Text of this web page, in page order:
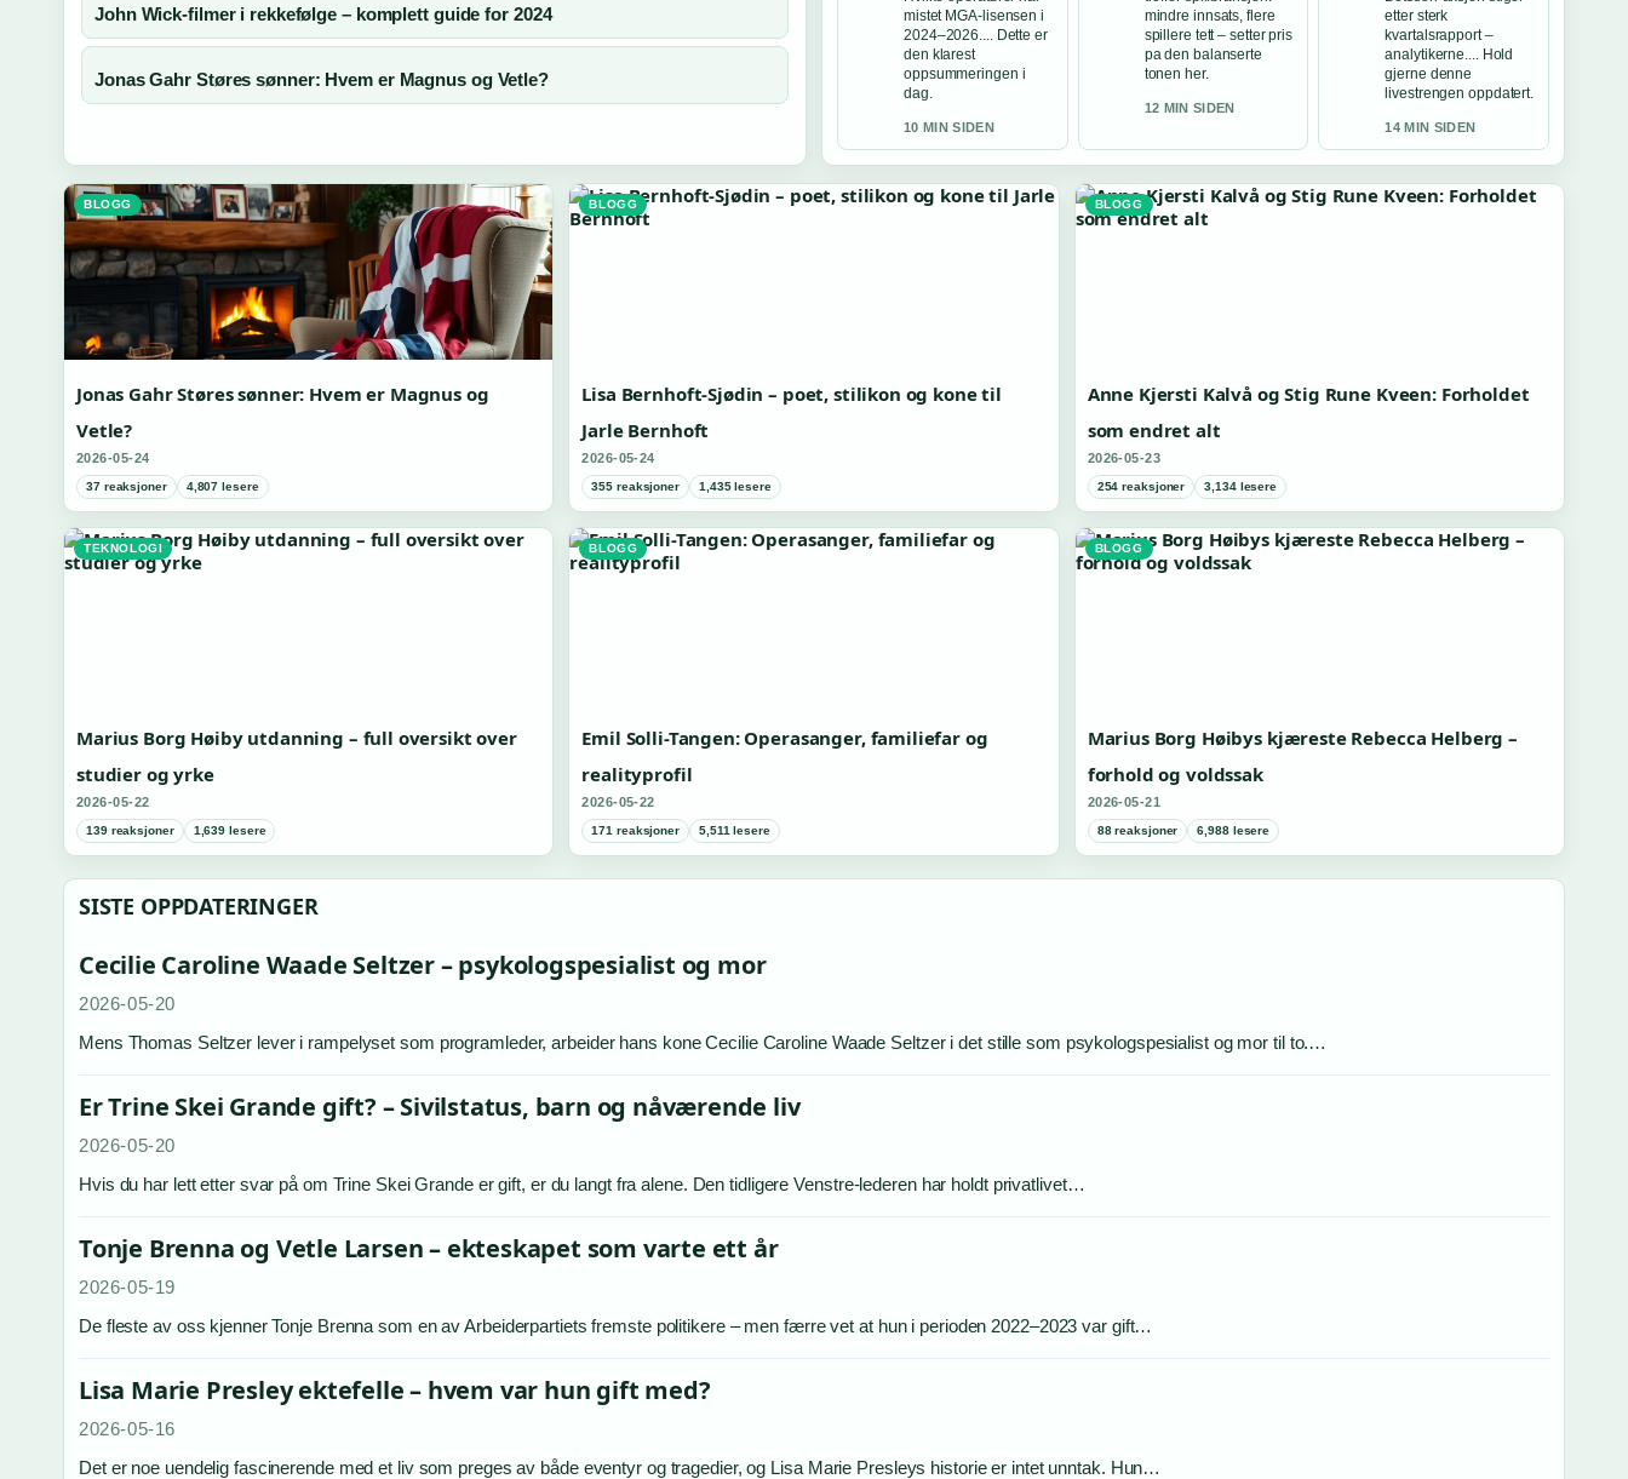
John Wick-filmer i rekkefølge – komplett guide for 2024
Jonas Gahr Støres sønner: Hvem er Magnus og Vetle?
mistet MGA-lisensen i
2024–2026.... Dette er
den klarest
oppsummeringen i
dag.
10 MIN SIDEN
mindre innsats, flere
spillere tett – setter pris
pa den balanserte
tonen her.
12 MIN SIDEN
etter sterk
kvartalsrapport –
analytikerne.... Hold
gjerne denne
livestrengen oppdatert.
14 MIN SIDEN
BLOGG
Jonas Gahr Støres sønner: Hvem er Magnus og
Vetle?
2026-05-24
37 reaksjoner 4,807 lesere
BLOGG
Lisa Bernhoft-Sjødin – poet, stilikon og kone til
Jarle Bernhoft
2026-05-24
355 reaksjoner 1,435 lesere
BLOGG
Anne Kjersti Kalvå og Stig Rune Kveen: Forholdet
som endret alt
2026-05-23
254 reaksjoner 3,134 lesere
TEKNOLOGI
Marius Borg Høiby utdanning – full oversikt over
studier og yrke
2026-05-22
139 reaksjoner 1,639 lesere
BLOGG
Emil Solli-Tangen: Operasanger, familiefar og
realityprofil
2026-05-22
171 reaksjoner 5,511 lesere
BLOGG
Marius Borg Høibys kjæreste Rebecca Helberg –
forhold og voldssak
2026-05-21
88 reaksjoner 6,988 lesere
SISTE OPPDATERINGER
Cecilie Caroline Waade Seltzer – psykologspesialist og mor
2026-05-20
Mens Thomas Seltzer lever i rampelyset som programleder, arbeider hans kone Cecilie Caroline Waade Seltzer i det stille som psykologspesialist og mor til to.…
Er Trine Skei Grande gift? – Sivilstatus, barn og nåværende liv
2026-05-20
Hvis du har lett etter svar på om Trine Skei Grande er gift, er du langt fra alene. Den tidligere Venstre-lederen har holdt privatlivet…
Tonje Brenna og Vetle Larsen – ekteskapet som varte ett år
2026-05-19
De fleste av oss kjenner Tonje Brenna som en av Arbeiderpartiets fremste politikere – men færre vet at hun i perioden 2022–2023 var gift…
Lisa Marie Presley ektefelle – hvem var hun gift med?
2026-05-16
Det er noe uendelig fascinerende med et liv som preges av både eventyr og tragedier, og Lisa Marie Presleys historie er intet unntak. Hun…